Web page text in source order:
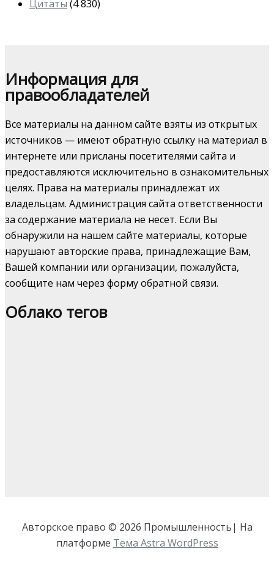
Цитаты (4 830)
Информация для
правообладателей
Все материалы на данном сайте взяты из открытых
источников — имеют обратную ссылку на материал в
интернете или присланы посетителями сайта и
предоставляются исключительно в ознакомительных
целях. Права на материалы принадлежат их
владельцам. Администрация сайта ответственности
за содержание материала не несет. Если Вы
обнаружили на нашем сайте материалы, которые
нарушают авторские права, принадлежащие Вам,
Вашей компании или организации, пожалуйста,
сообщите нам через форму обратной связи.
Облако тегов
Авторское право © 2026 Промышленность| На
платформе Тема Astra WordPress